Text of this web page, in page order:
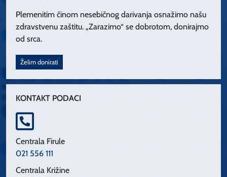
Plemenitim činom nesebičnog darivanja osnažimo našu
zdravstvenu zaštitu. „Zarazimo“ se dobrotom, donirajmo
od srca.
Želim donirati
KONTAKT PODACI
Centrala Firule
021 556 111
Centrala Križine